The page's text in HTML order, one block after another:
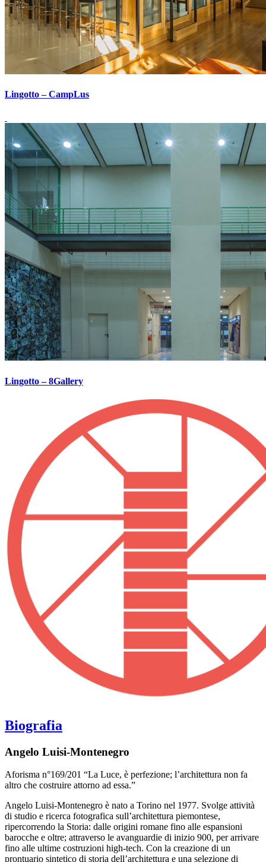
Lingotto – CampLus
Lingotto – 8Gallery
Biografia
Angelo Luisi-Montenegro
Aforisma n°169/201 “La Luce, è perfezione; l’architettura non fa
altro che costruire attorno ad essa.”
Angelo Luisi-Montenegro è nato a Torino nel 1977. Svolge attività
di studio e ricerca fotografica sull’architettura piemontese,
ripercorrendo la Storia: dalle origini romane fino alle espansioni
barocche e oltre; attraverso le avanguardie di inizio 900, per arrivare
fino alle ultime costruzioni high-tech. Con la creazione di un
prontuario sintetico di storia dell’architettura e una selezione di